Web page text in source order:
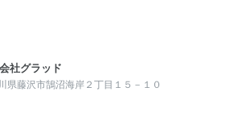
社グラッド
県藤沢市鵠沼海岸２丁目１５－１０